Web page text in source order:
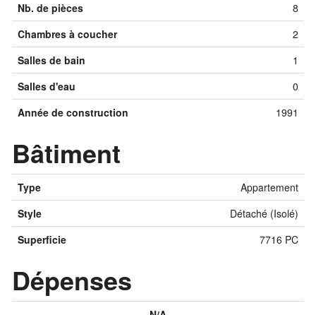
Nb. de pièces
8
Chambres à coucher
2
Salles de bain
1
Salles d'eau
0
Année de construction
1991
Bâtiment
Type
Appartement
Style
Détaché (Isolé)
Superficie
7716 PC
Dépenses